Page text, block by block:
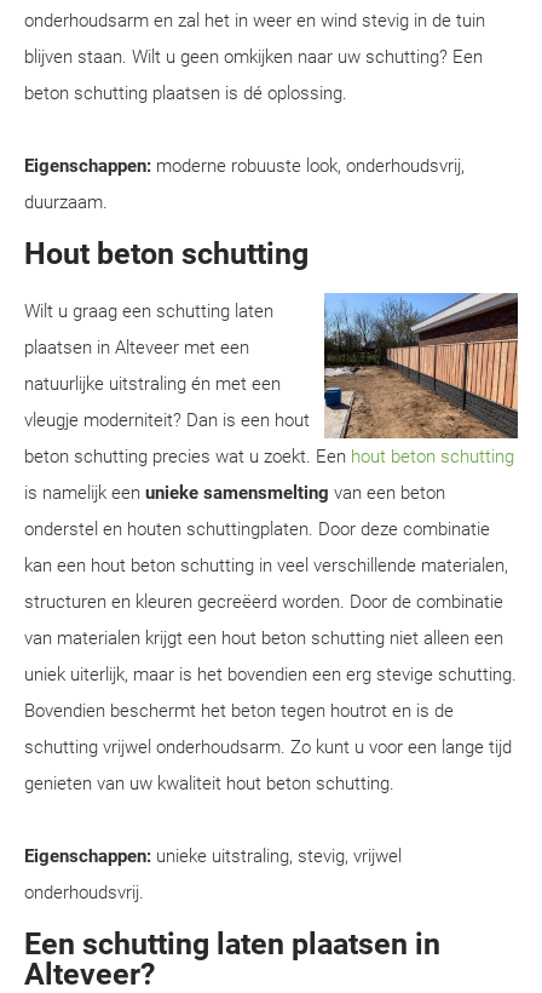
onderhoudsarm en zal het in weer en wind stevig in de tuin
blijven staan. Wilt u geen omkijken naar uw schutting? Een
beton schutting plaatsen is dé oplossing.
Eigenschappen: moderne robuuste look, onderhoudsvrij,
duurzaam.
Hout beton schutting
Wilt u graag een schutting laten
plaatsen in Alteveer met een
natuurlijke uitstraling én met een
vleugje moderniteit? Dan is een hout
beton schutting precies wat u zoekt. Een hout beton schutting
is namelijk een unieke samensmelting van een beton
onderstel en houten schuttingplaten. Door deze combinatie
kan een hout beton schutting in veel verschillende materialen,
structuren en kleuren gecreëerd worden. Door de combinatie
van materialen krijgt een hout beton schutting niet alleen een
uniek uiterlijk, maar is het bovendien een erg stevige schutting.
Bovendien beschermt het beton tegen houtrot en is de
schutting vrijwel onderhoudsarm. Zo kunt u voor een lange tijd
genieten van uw kwaliteit hout beton schutting.
Eigenschappen: unieke uitstraling, stevig, vrijwel
onderhoudsvrij.
Een schutting laten plaatsen in
Alteveer?